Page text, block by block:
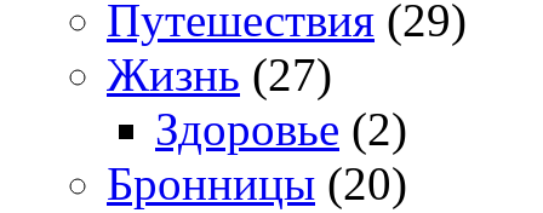
Путешествия (29)
Жизнь (27)
Здоровье (2)
Бронницы (20)